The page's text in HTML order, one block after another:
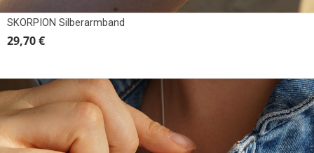
SKORPION Silberarmband
29,70 €